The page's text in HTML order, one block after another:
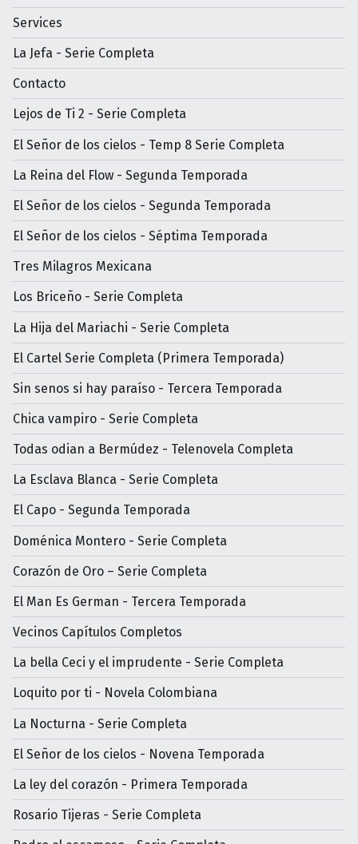
Services
La Jefa - Serie Completa
Contacto
Lejos de Ti 2 - Serie Completa
El Señor de los cielos - Temp 8 Serie Completa
La Reina del Flow - Segunda Temporada
El Señor de los cielos - Segunda Temporada
El Señor de los cielos - Séptima Temporada
Tres Milagros Mexicana
Los Briceño - Serie Completa
La Hija del Mariachi - Serie Completa
El Cartel Serie Completa (Primera Temporada)
Sin senos si hay paraíso - Tercera Temporada
Chica vampiro - Serie Completa
Todas odian a Bermúdez - Telenovela Completa
La Esclava Blanca - Serie Completa
El Capo - Segunda Temporada
Doménica Montero - Serie Completa
Corazón de Oro – Serie Completa
El Man Es German - Tercera Temporada
Vecinos Capítulos Completos
La bella Ceci y el imprudente - Serie Completa
Loquito por ti - Novela Colombiana
La Nocturna - Serie Completa
El Señor de los cielos - Novena Temporada
La ley del corazón - Primera Temporada
Rosario Tijeras - Serie Completa